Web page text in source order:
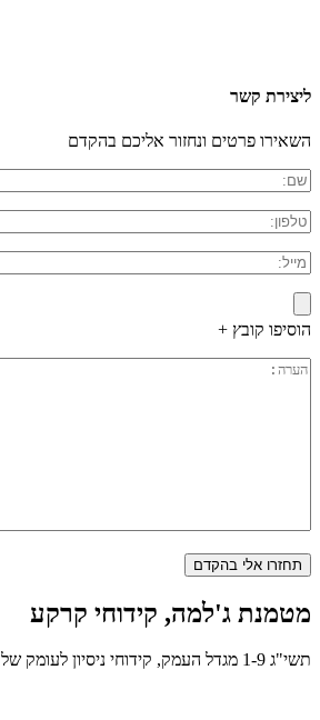
ליצירת קשר
השאירו פרטים ונחזור אליכם בהקדם
הוסיפו קובץ +
מטמנת ג'למה, קידוחי קרקע
תשי"ג 1-9 מגדל העמק, קידוחי ניסיון לעומק של 40 מטר